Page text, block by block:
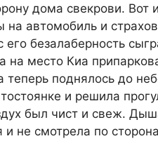
дома свекрови. Вот
автомобиль и
безалаберность
на место Киа
теперь поднялось до
и решила
был чист и свеж.
не смотрела по